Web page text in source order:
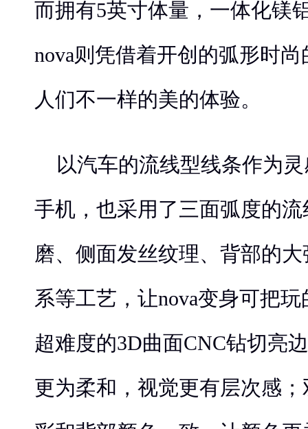
而拥有5英寸体量，一体化镁
nova则凭借着开创的弧形时
人们不一样的美的体验。
以汽车的流线型线条作为
手机，也采用了三面弧度的
磨、侧面发丝纹理、背部的
系等工艺，让nova变身可把
超难度的3D曲面CNC钻切亮
更为柔和，视觉更有层次感